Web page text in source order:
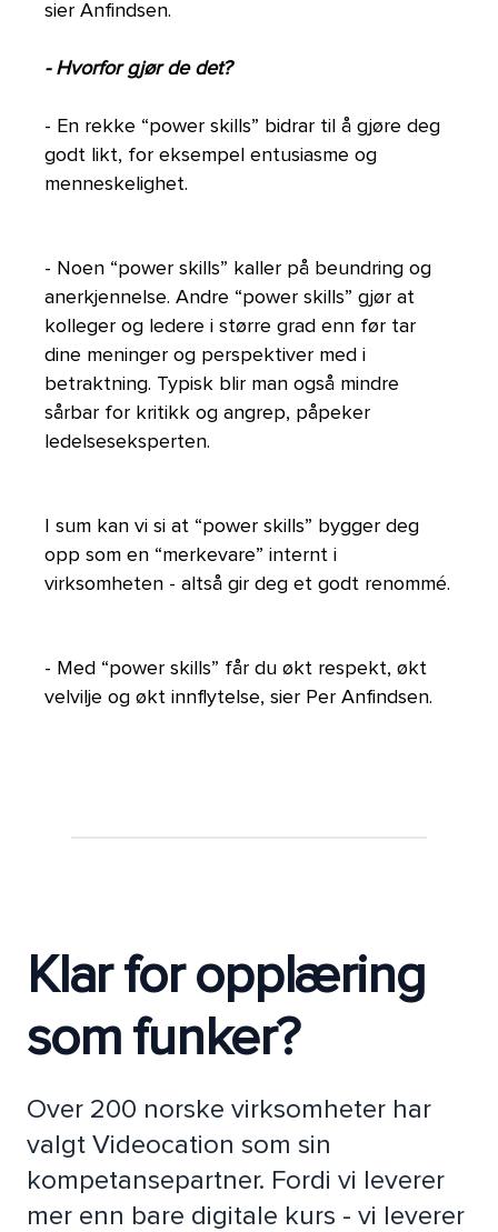
sier Anfindsen.
- Hvorfor gjør de det?
- En rekke “power skills” bidrar til å gjøre deg
godt likt, for eksempel entusiasme og
menneskelighet.
- Noen “power skills” kaller på beundring og
anerkjennelse. Andre “power skills” gjør at
kolleger og ledere i større grad enn før tar
dine meninger og perspektiver med i
betraktning. Typisk blir man også mindre
sårbar for kritikk og angrep, påpeker
ledelseseksperten.
I sum kan vi si at “power skills” bygger deg
opp som en “merkevare” internt i
virksomheten - altså gir deg et godt renommé.
- Med “power skills” får du økt respekt, økt
velvilje og økt innflytelse, sier Per Anfindsen.
Klar for opplæring
som funker?
Over 200 norske virksomheter har
valgt Videocation som sin
kompetansepartner. Fordi vi leverer
mer enn bare digitale kurs - vi leverer